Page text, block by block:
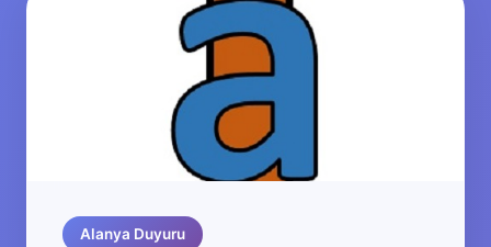
Alanya Duyuru